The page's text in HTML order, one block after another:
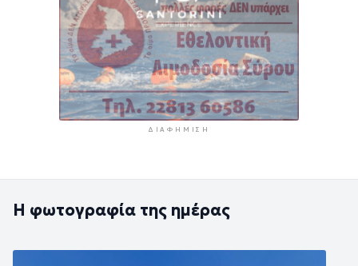
ΔΙΑΦΉΜΙΣΗ
Η φωτογραφία της ημέρας